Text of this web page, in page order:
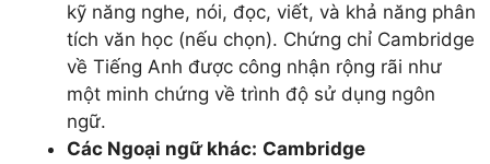
kỹ năng nghe, nói, đọc, viết, và khả năng phân
tích văn học (nếu chọn). Chứng chỉ Cambridge
về Tiếng Anh được công nhận rộng rãi như
một minh chứng về trình độ sử dụng ngôn
ngữ.
Các Ngoại ngữ khác: Cambridge